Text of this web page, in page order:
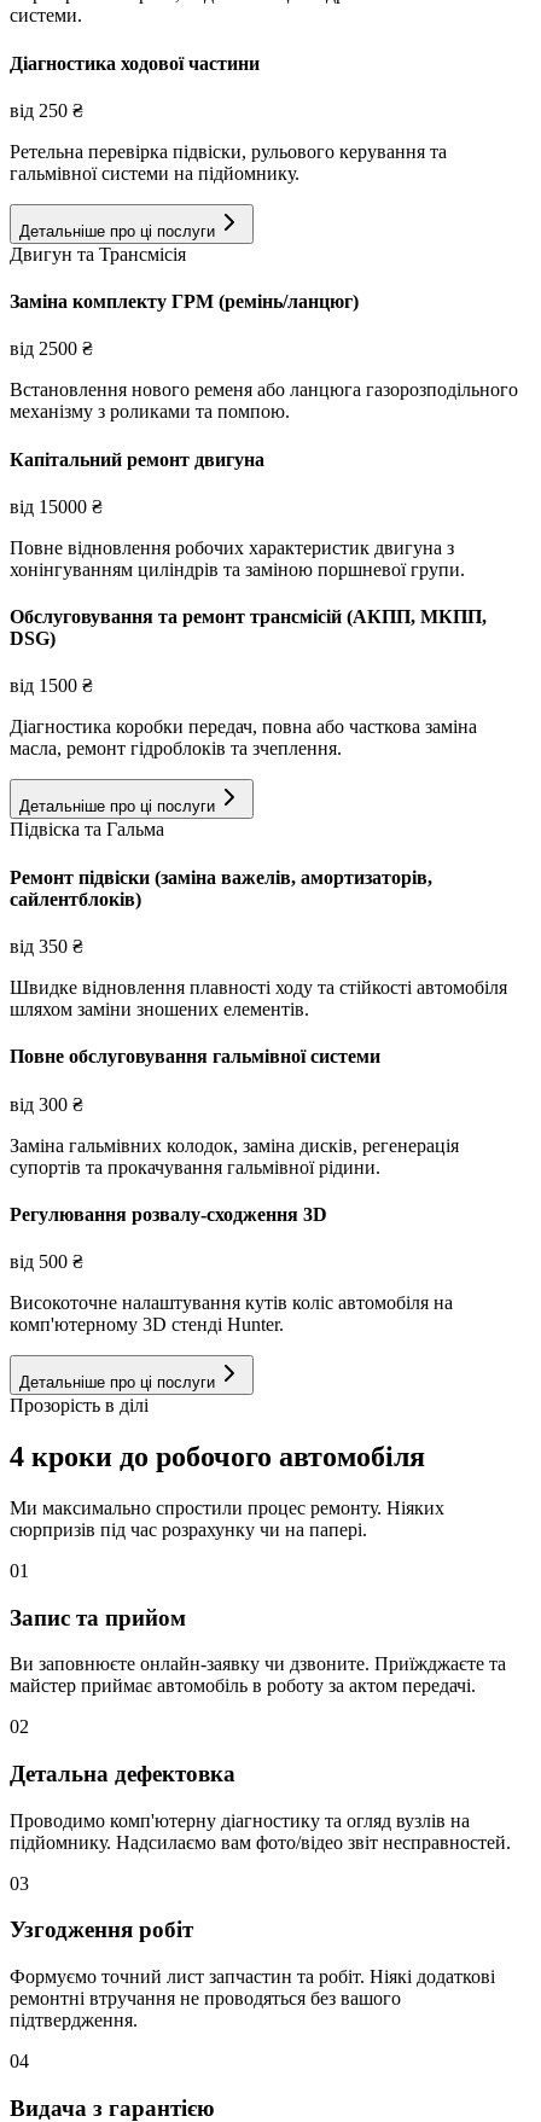
системи.
Діагностика ходової частини
від 250 ₴
Ретельна перевірка підвіски, рульового керування та
гальмівної системи на підйомнику.
Детальніше про ці послуги
Двигун та Трансмісія
Заміна комплекту ГРМ (ремінь/ланцюг)
від 2500 ₴
Встановлення нового ременя або ланцюга газорозподільного
механізму з роликами та помпою.
Капітальний ремонт двигуна
від 15000 ₴
Повне відновлення робочих характеристик двигуна з
хонінгуванням циліндрів та заміною поршневої групи.
Обслуговування та ремонт трансмісій (АКПП, МКПП,
DSG)
від 1500 ₴
Діагностика коробки передач, повна або часткова заміна
масла, ремонт гідроблоків та зчеплення.
Детальніше про ці послуги
Підвіска та Гальма
Ремонт підвіски (заміна важелів, амортизаторів,
сайлентблоків)
від 350 ₴
Швидке відновлення плавності ходу та стійкості автомобіля
шляхом заміни зношених елементів.
Повне обслуговування гальмівної системи
від 300 ₴
Заміна гальмівних колодок, заміна дисків, регенерація
супортів та прокачування гальмівної рідини.
Регулювання розвалу-сходження 3D
від 500 ₴
Високоточне налаштування кутів коліс автомобіля на
комп'ютерному 3D стенді Hunter.
Детальніше про ці послуги
Прозорість в ділі
4 кроки до робочого автомобіля
Ми максимально спростили процес ремонту. Ніяких
сюрпризів під час розрахунку чи на папері.
01
Запис та прийом
Ви заповнюєте онлайн-заявку чи дзвоните. Приїжджаєте та
майстер приймає автомобіль в роботу за актом передачі.
02
Детальна дефектовка
Проводимо комп'ютерну діагностику та огляд вузлів на
підйомнику. Надсилаємо вам фото/відео звіт несправностей.
03
Узгодження робіт
Формуємо точний лист запчастин та робіт. Ніякі додаткові
ремонтні втручання не проводяться без вашого
підтвердження.
04
Видача з гарантією